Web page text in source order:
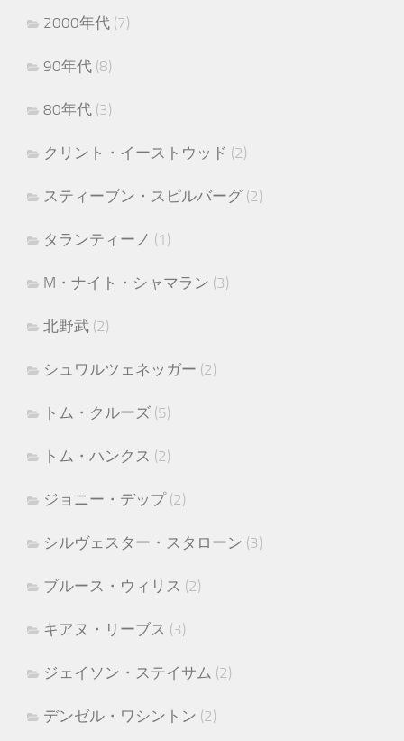
2000年代 (7)
90年代 (8)
80年代 (3)
クリント・イーストウッド (2)
スティーブン・スピルバーグ (2)
タランティーノ (1)
M・ナイト・シャマラン (3)
北野武 (2)
シュワルツェネッガー (2)
トム・クルーズ (5)
トム・ハンクス (2)
ジョニー・デップ(2)
シルヴェスター・スタローン (3)
ブルース・ウィリス (2)
キアヌ・リーブス (3)
ジェイソン・ステイサム (2)
デンゼル・ワシントン (2)